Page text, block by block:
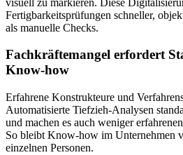
Fertigbarkeitsprüfungen schneller,
als manuelle Checks.
Fachkräftemangel erfordert
Know-how
Erfahrene Konstrukteure und
Automatisierte Tiefzieh-Analysen
und machen es auch weniger
So bleibt Know-how im Unternehmen
einzelnen Personen.